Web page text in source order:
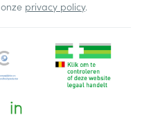
privacy policy.